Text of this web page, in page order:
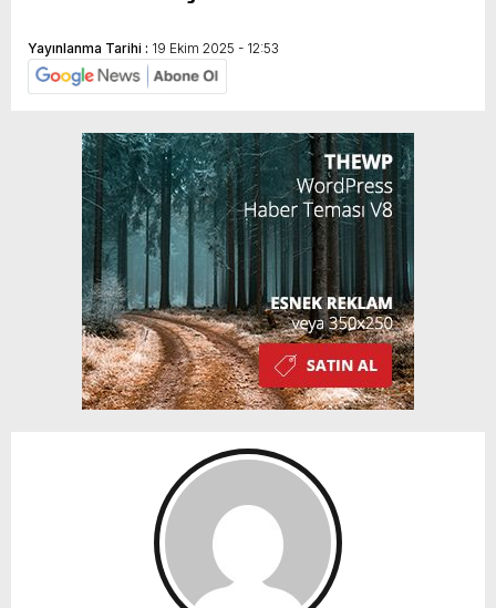
Yayınlanma Tarihi : 19 Ekim 2025 - 12:53